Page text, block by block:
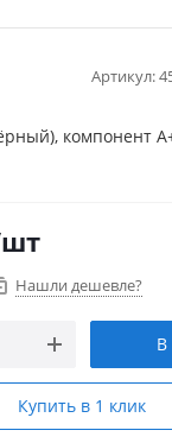
Артикул:
компонент
Нашли дешевле?
В
Купить в 1 клик